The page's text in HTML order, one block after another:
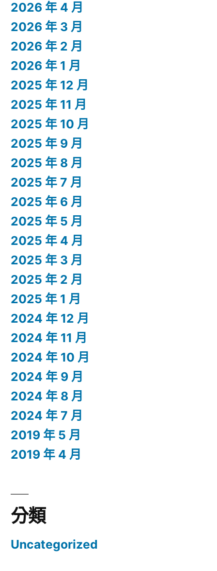
2026 年 4 月
2026 年 3 月
2026 年 2 月
2026 年 1 月
2025 年 12 月
2025 年 11 月
2025 年 10 月
2025 年 9 月
2025 年 8 月
2025 年 7 月
2025 年 6 月
2025 年 5 月
2025 年 4 月
2025 年 3 月
2025 年 2 月
2025 年 1 月
2024 年 12 月
2024 年 11 月
2024 年 10 月
2024 年 9 月
2024 年 8 月
2024 年 7 月
2019 年 5 月
2019 年 4 月
分類
Uncategorized